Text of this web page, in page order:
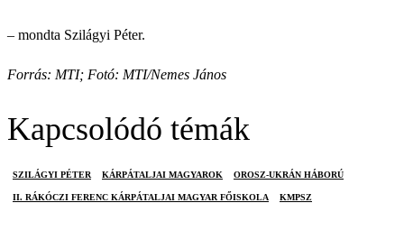
– mondta Szilágyi Péter.
Forrás: MTI; Fotó: MTI/Nemes János
Kapcsolódó témák
SZILÁGYI PÉTER KÁRPÁTALJAI MAGYAROK OROSZ-UKRÁN HÁBORÚ
II. RÁKÓCZI FERENC KÁRPÁTALJAI MAGYAR FŐISKOLA KMPSZ